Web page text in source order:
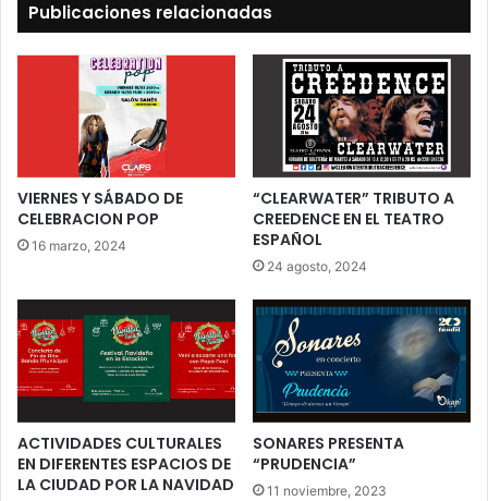
Publicaciones relacionadas
VIERNES Y SÁBADO DE
CELEBRACION POP
16 marzo, 2024
“CLEARWATER” TRIBUTO A
CREEDENCE EN EL TEATRO
ESPAÑOL
24 agosto, 2024
ACTIVIDADES CULTURALES
EN DIFERENTES ESPACIOS DE
LA CIUDAD POR LA NAVIDAD
SONARES PRESENTA
“PRUDENCIA”
11 noviembre, 2023